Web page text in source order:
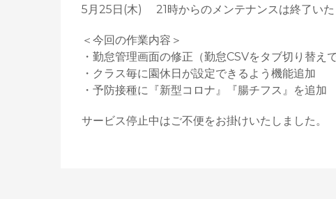
5月25日(木) 21時からのメンテナンスは終了いた
＜今回の作業内容＞
・勤怠管理画面の修正（勤怠CSVをタブ切り替え
・クラス毎に園休日が設定できるよう機能追加
・予防接種に『新型コロナ』『腸チフス』を追加
サービス停止中はご不便をお掛けいたしました。